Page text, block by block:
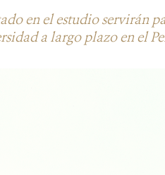
en el estudio servirán
a largo plazo en el